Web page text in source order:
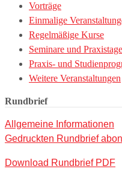
Vorträge
Einmalige
Regelmäßige Kurse
Seminare und Praxistage
Praxis- und
Weitere Veranstaltungen
Rundbrief
Allgemeine Informationen
Gedruckten Rundbrief
Download Rundbrief PDF